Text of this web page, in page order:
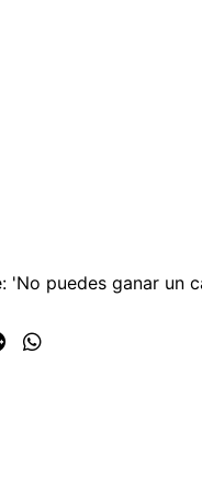
'No puedes ganar un